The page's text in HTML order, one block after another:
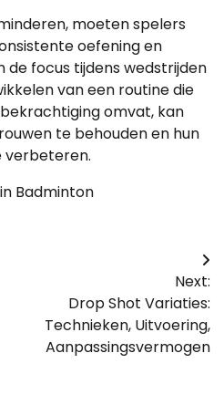
moeten spelers
oefening en
focus tijdens wedstrijden
van een routine die
omvat, kan
te behouden en hun
verbeteren.
Badminton
Next:
Drop Shot Variaties:
Technieken, Uitvoering,
Aanpassingsvermogen